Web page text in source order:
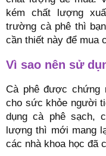
kém chất lượng
trường cà phê thì
cần thiết này để mua
Vì sao nên sử
Cà phê được chứng
cho sức khỏe người
dụng cà phê sạch,
lượng thì mới mang
các nhà khoa học đã